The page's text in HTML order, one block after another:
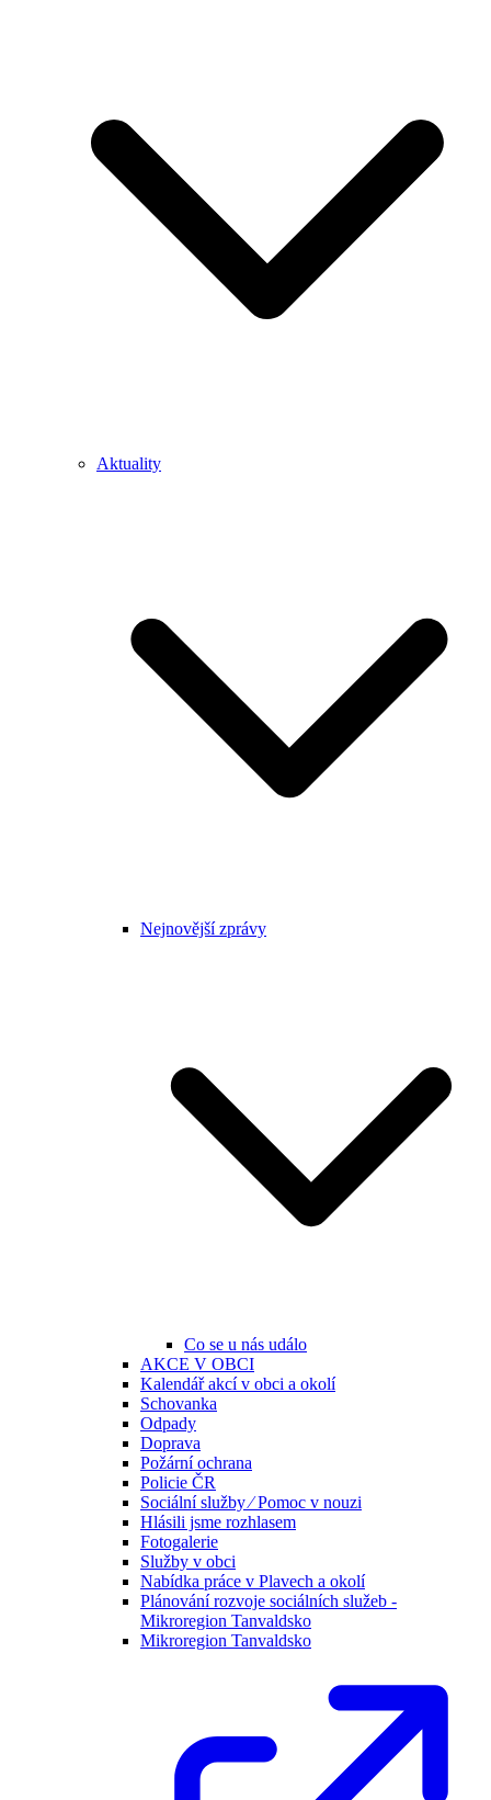
Aktuality
Nejnovější zprávy
Co se u nás událo
AKCE V OBCI
Kalendář akcí v obci a okolí
Schovanka
Odpady
Doprava
Požární ochrana
Policie ČR
Sociální služby ⁄ Pomoc v nouzi
Hlásili jsme rozhlasem
Fotogalerie
Služby v obci
Nabídka práce v Plavech a okolí
Plánování rozvoje sociálních služeb -
Mikroregion Tanvaldsko
Mikroregion Tanvaldsko